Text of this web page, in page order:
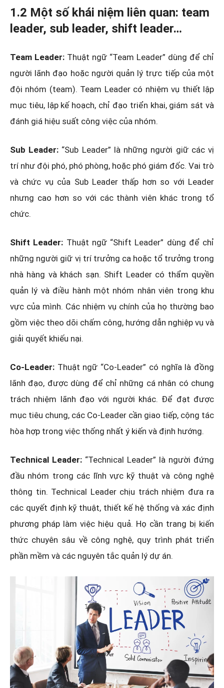
1.2 Một số khái niệm liên quan: team
leader, sub leader, shift leader…
Team Leader: Thuật ngữ “Team Leader” dùng để chỉ
người lãnh đạo hoặc người quản lý trực tiếp của một
đội nhóm (team). Team Leader có nhiệm vụ thiết lập
mục tiêu, lập kế hoạch, chỉ đạo triển khai, giám sát và
đánh giá hiệu suất công việc của nhóm.
Sub Leader: “Sub Leader” là những người giữ các vị
trí như đội phó, phó phòng, hoặc phó giám đốc. Vai trò
và chức vụ của Sub Leader thấp hơn so với Leader
nhưng cao hơn so với các thành viên khác trong tổ
chức.
Shift Leader: Thuật ngữ “Shift Leader” dùng để chỉ
những người giữ vị trí trưởng ca hoặc tổ trưởng trong
nhà hàng và khách sạn. Shift Leader có thẩm quyền
quản lý và điều hành một nhóm nhân viên trong khu
vực của mình. Các nhiệm vụ chính của họ thường bao
gồm việc theo dõi chấm công, hướng dẫn nghiệp vụ và
giải quyết khiếu nại.
Co-Leader: Thuật ngữ “Co-Leader” có nghĩa là đồng
lãnh đạo, được dùng để chỉ những cá nhân có chung
trách nhiệm lãnh đạo với người khác. Để đạt được
mục tiêu chung, các Co-Leader cần giao tiếp, cộng tác
hòa hợp trong việc thống nhất ý kiến và định hướng.
Technical Leader: “Technical Leader” là người đứng
đầu nhóm trong các lĩnh vực kỹ thuật và công nghệ
thông tin. Technical Leader chịu trách nhiệm đưa ra
các quyết định kỹ thuật, thiết kế hệ thống và xác định
phương pháp làm việc hiệu quả. Họ cần trang bị kiến
thức chuyên sâu về công nghệ, quy trình phát triển
phần mềm và các nguyên tắc quản lý dự án.